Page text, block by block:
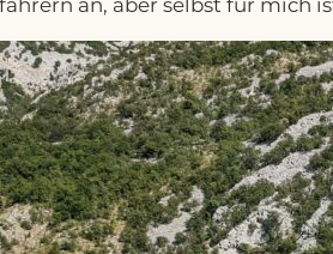
an, aber selbst für mich